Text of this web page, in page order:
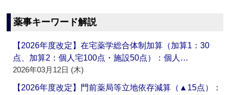
薬事キーワード解説
【2026年度改定】在宅薬学総合体制加算（加算1：30
点、加算2：個人宅100点・施設50点）：個人…
2026年03月12日 (木)
【2026年度改定】門前薬局等立地依存減算（▲15点）：